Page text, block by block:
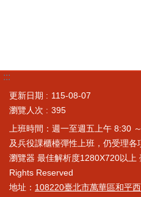
:::
更新日期
115-08-07
瀏覽人次
395
上班時間：週一至週五上午 8:30
及兵役課櫃檯彈性上班，仍受理各
瀏覽器 最佳解析度1280X720以上
Rights Reserved
地址： 108220臺北市萬華區和平